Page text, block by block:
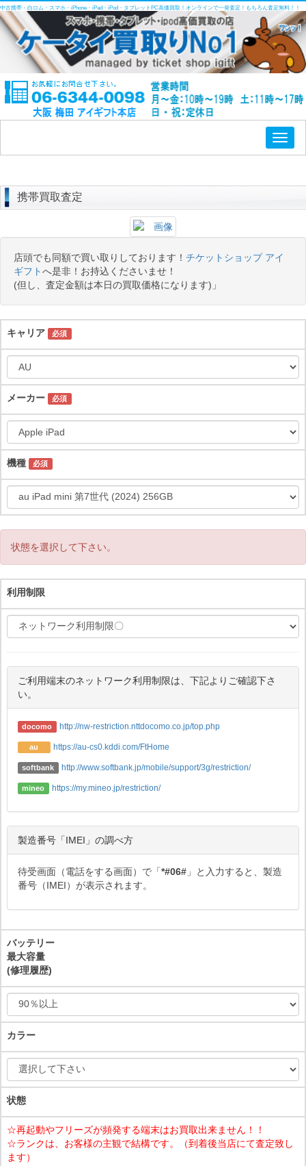
中古携帯・白ロム・スマホ・iPhone・iPad・iPod・タブレットPC高価買取！オンラインで一発査定！もちろん査定無料！！
携帯買取査定
店頭でも同額で買い取りしております！ チケットショップ アイ
ギフトへ是非！お持込くださいませ！
(但し、査定金額は本日の買取価格になります)」
キャリア 必須
メーカー 必須
機種 必須
状態を選択して下さい。
利用制限
ご利用端末のネットワーク利用制限は、下記よりご確認下さ
い。
docomo http://nw-restriction.nttdocomo.co.jp/top.php
au https://au-cs0.kddi.com/FtHome
softbank http://www.softbank.jp/mobile/support/3g/restriction/
mineo https://my.mineo.jp/restriction/
製造番号「IMEI」の調べ方
待受画面（電話をする画面）で「*#06# 」と入力すると、製造
番号（IMEI）が表示されます。
バッテリー
最大容量
(修理履歴)
カラー
状態
☆再起動やフリーズが頻発する端末はお買取出来ません！！
☆ランクは、お客様の主観で結構です。（到着後当店にて査定致し
ます）